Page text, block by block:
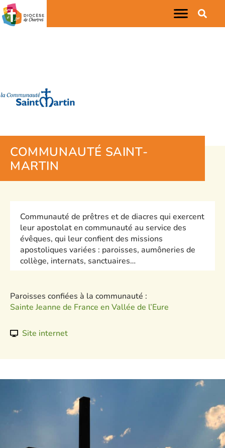
COMMUNAUTÉ SAINT-
MARTIN
Communauté de prêtres et de diacres qui exercent
leur apostolat en communauté au service des
évêques, qui leur confient des missions
apostoliques variées : paroisses, aumôneries de
collège, internats, sanctuaires…
Paroisses confiées à la communauté :
Sainte Jeanne de France en Vallée de l’Eure
Site internet